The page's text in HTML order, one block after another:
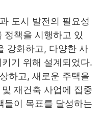
도시 발전의 필요성
정책을 시행하고 있
강화하고, 다양한 사
기 위해 설계되었다.
하고, 새로운 주택을
재건축 사업에 집중
들이 목표를 달성하는